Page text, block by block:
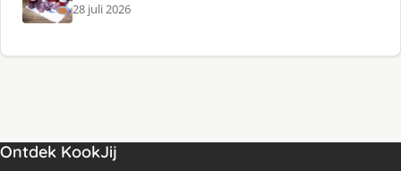
28 juli 2026
Ontdek KookJij